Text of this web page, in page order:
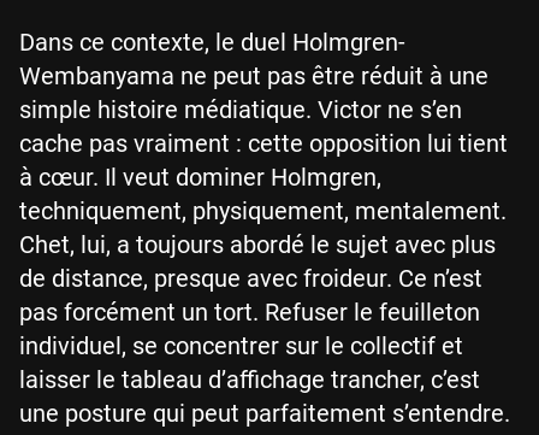
Dans ce contexte, le duel Holmgren-
Wembanyama ne peut pas être réduit à une
simple histoire médiatique. Victor ne s’en
cache pas vraiment : cette opposition lui tient
à cœur. Il veut dominer Holmgren,
techniquement, physiquement, mentalement.
Chet, lui, a toujours abordé le sujet avec plus
de distance, presque avec froideur. Ce n’est
pas forcément un tort. Refuser le feuilleton
individuel, se concentrer sur le collectif et
laisser le tableau d’affichage trancher, c’est
une posture qui peut parfaitement s’entendre.